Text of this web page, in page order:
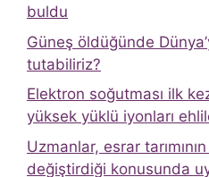
buldu
Güneş öldüğünde
tutabiliriz?
Elektron soğutması ilk
yüksek yüklü iyonları
Uzmanlar, esrar
değiştirdiği konusunda